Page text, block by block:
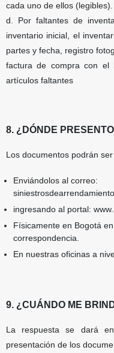
cada uno de ellos (legibles).
d. Por faltantes de
inventario inicial, el
partes y fecha, registro
factura de compra con el
artículos faltantes
8. ¿DÓNDE
Los documentos podrán
Enviándolos al correo:
ingresando al portal:
Físicamente en Bogotá
correspondencia.
En nuestras oficinas a
9. ¿CUÁNDO ME
La respuesta se dará
presentación de los